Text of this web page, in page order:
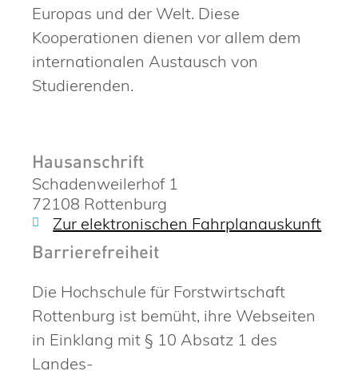
Europas und der Welt. Diese
Kooperationen dienen vor allem dem
internationalen Austausch von
Studierenden.
Hausanschrift
Schadenweilerhof 1
72108 Rottenburg
Zur elektronischen Fahrplanauskunft
Barrierefreiheit
Die Hochschule für Forstwirtschaft
Rottenburg ist bemüht, ihre Webseiten
in Einklang mit § 10 Absatz 1 des
Landes-